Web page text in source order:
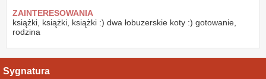
ZAINTERESOWANIA
książki, książki, książki :) dwa łobuzerskie koty :) gotowanie,
rodzina
Sygnatura